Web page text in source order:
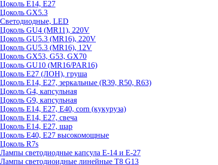
Цоколь E14, E27
Цоколь GX5.3
Светодиодные, LED
Цоколь GU4 (MR11), 220V
Цоколь GU5.3 (MR16), 220V
Цоколь GU5.3 (MR16), 12V
Цоколь GX53, G53, GX70
Цоколь GU10 (MR16/PAR16)
Цоколь Е27 (ЛОН), груша
Цоколь Е14, Е27, зеркальные (R39, R50, R63)
Цоколь G4, капсульная
Цоколь G9, капсульная
Цоколь Е14, Е27, Е40, corn (кукуруза)
Цоколь Е14, Е27, свеча
Цоколь Е14, Е27, шар
Цоколь Е40, Е27 высокомощные
Цоколь R7s
Лампы светодиодные капсула Е-14 и Е-27
Лампы светодиоидные линейные T8 G13